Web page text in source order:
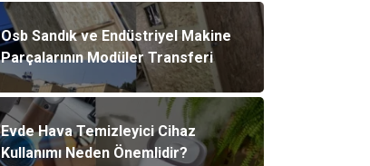
Osb Sandık ve Endüstriyel Makine
Parçalarının Modüler Transferi
Evde Hava Temizleyici Cihaz
Kullanımı Neden Önemlidir?